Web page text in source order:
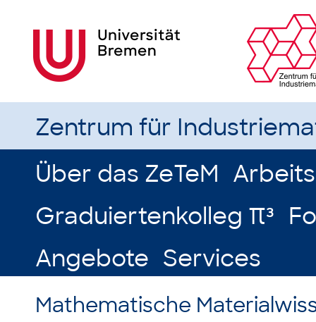
Zentrum für
Über das ZeTeM
Graduiertenkolleg π³
Angebote Services
Mathematische